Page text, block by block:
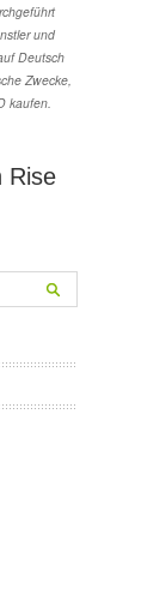
und
Deutsch
Zwecke,
kaufen.
Rise